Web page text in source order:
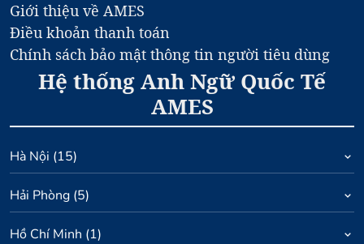
Giới thiệu về AMES
Điều khoản thanh toán
Chính sách bảo mật thông tin người tiêu dùng
Hệ thống Anh Ngữ Quốc Tế
AMES
Hà Nội (15)
Hải Phòng (5)
Hồ Chí Minh (1)